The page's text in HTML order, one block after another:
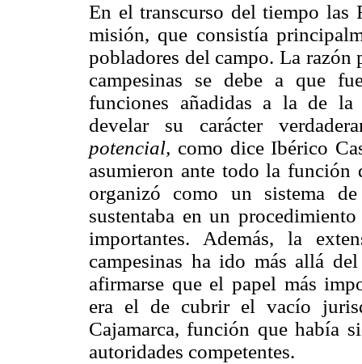
En el transcurso del tiempo las
misión, que consistía
pobladores del campo. La razón
campesinas se debe a que
funciones añadidas a la de
develar su carácter
potencial, como dice Ibérico
asumieron ante todo la función
organizó como un sistema
sustentaba en un
importantes. Además, la
campesinas ha ido más allá
afirmarse que el papel más
era el de cubrir el vacío
Cajamarca, función que había
autoridades competentes.